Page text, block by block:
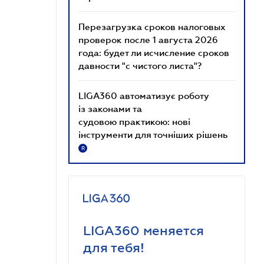
Перезагрузка сроков налоговых
проверок после 1 августа 2026
года: будет ли исчисление сроков
давности "с чистого листа"?
LIGA360 автоматизує роботу
із законами та
судовою практикою: нові
інструменти для точніших рішень
R
LIGA360 меняется
для тебя!